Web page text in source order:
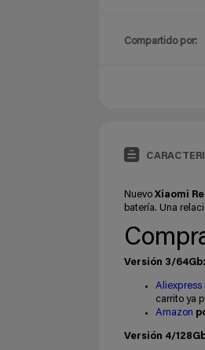
Compartido por:
Nuevo Xiaomi
batería. Una
Versión 3/64Gb:
Aliexpress
carrito ya
Amazon
Versión 4/